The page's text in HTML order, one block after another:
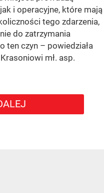
i operacyjne, które mają
tego zdarzenia,
do zatrzymania
ten czyn – powiedziała
mł. asp.